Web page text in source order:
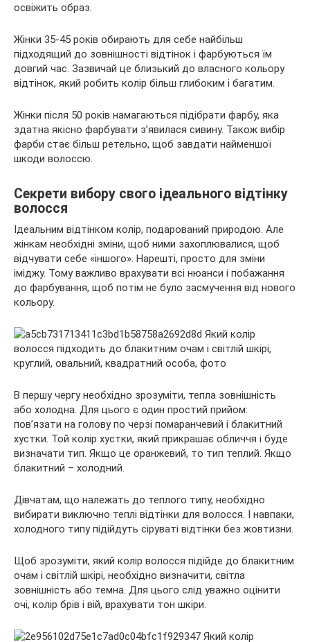
освіжить образ.
Жінки 35-45 років обирають для себе найбільш
підходящий до зовнішності відтінок і фарбуються їм
довгий час. Зазвичай це близький до власного кольору
відтінок, який робить колір більш глибоким і багатим.
Жінки після 50 років намагаються підібрати фарбу, яка
здатна якісно фарбувати з’явилася сивину. Також вибір
фарби стає більш ретельно, щоб завдати найменшої
шкоди волоссю.
Секрети вибору свого ідеального відтінку
волосся
Ідеальним відтінком колір, подарований природою. Але
жінкам необхідні зміни, щоб ними захоплювалися, щоб
відчувати себе «іншого». Нарешті, просто для зміни
іміджу. Тому важливо врахувати всі нюанси і побажання
до фарбування, щоб потім не було засмучення від нового
кольору.
В першу чергу необхідно зрозуміти, тепла зовнішність
або холодна. Для цього є один простий прийом:
пов’язати на голову по черзі помаранчевий і блакитний
хустки. Той колір хустки, який прикрашає обличчя і буде
визначати тип. Якщо це оранжевий, то тип теплий. Якщо
блакитний – холодний.
Дівчатам, що належать до теплого типу, необхідно
вибирати виключно теплі відтінки для волосся. І навпаки,
холодного типу підійдуть сіруваті відтінки без жовтизни.
Щоб зрозуміти, який колір волосся підійде до блакитним
очам і світлій шкірі, необхідно визначити, світла
зовнішність або темна. Для цього слід уважно оцінити
очі, колір брів і вій, врахувати тон шкіри.